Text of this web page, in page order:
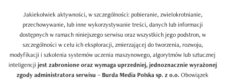
Jakiekolwiek aktywności, w szczególności: pobieranie, zwielokrotnianie,
przechowywanie, lub inne wykorzystywanie treści, danych lub informacji
dostępnych w ramach niniejszego serwisu oraz wszystkich jego podstron, w
szczególności w celu ich eksploracji, zmierzającej do tworzenia, rozwoju,
modyfikacji i szkolenia systemów uczenia maszynowego, algorytmów lub sztucznej
inteligencji jest zabronione oraz wymaga uprzedniej, jednoznacznie wyrażonej
zgody administratora serwisu – Burda Media Polska sp. z o.o.Obowiązek